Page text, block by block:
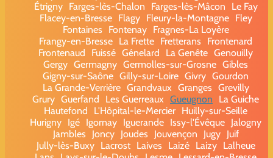
Étrigny
Farges-lès-Chalon Farges-lès-Mâcon
Le Fay
Flacey-en-Bresse
Flagy Fleury-la-Montagne
Fley
Fontaines
Fontenay
Fragnes-La Loyère
Frangy-en-Bresse La Frette Fretterans
Frontenard
Frontenaud
Fuissé Génelard La Genête Genouilly
Gergy Germagny Germolles-sur-Grosne Gibles
Gigny-sur-Saône Gilly-sur-Loire Givry Gourdon
La Grande-Verrière Grandvaux Granges Grevilly
Grury Guerfand Les Guerreaux Gueugnon
La Guiche
Hautefond
L'Hôpital-le-Mercier Huilly-sur-Seille
Hurigny Igé Igornay Iguerande Issy-l'Évêque Jalogny
Jambles
Joncy Joudes Jouvençon Jugy
Juif
Jully-lès-Buxy
Lacrost Laives Laizé Laizy
Lalheue